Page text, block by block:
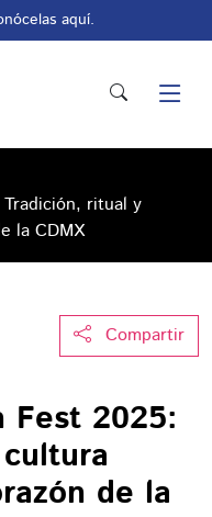
aquí.
ritual y
la CDMX
Compartir
Fest 2025:
de la